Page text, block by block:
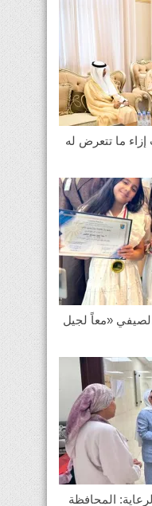
ما تتعرض له
«معاً لجيل
المحافظة